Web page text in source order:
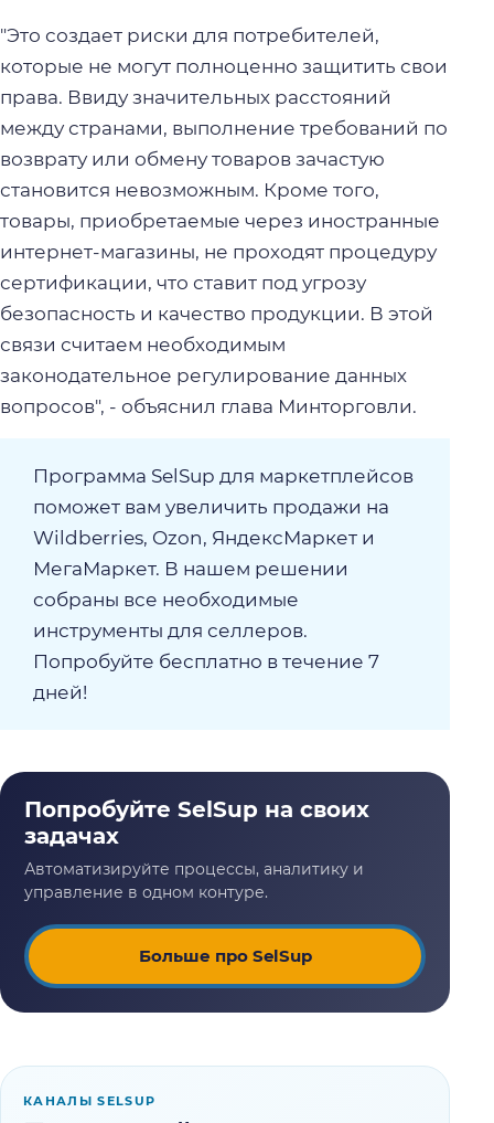
"Это создает риски для потребителей,
которые не могут полноценно защитить свои
права. Ввиду значительных расстояний
между странами, выполнение требований по
возврату или обмену товаров зачастую
становится невозможным. Кроме того,
товары, приобретаемые через иностранные
интернет-магазины, не проходят процедуру
сертификации, что ставит под угрозу
безопасность и качество продукции. В этой
связи считаем необходимым
законодательное регулирование данных
вопросов", - объяснил глава Минторговли.
Программа SelSup для маркетплейсов
поможет вам увеличить продажи на
Wildberries, Ozon, ЯндексМаркет и
МегаМаркет. В нашем решении
собраны все необходимые
инструменты для селлеров.
Попробуйте бесплатно в течение 7
дней!
Больше про SelSup
КАНАЛЫ SELSUP